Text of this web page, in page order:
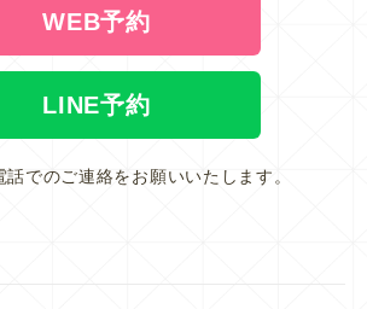
WEB予約
LINE予約
でのご連絡をお願いいたします。